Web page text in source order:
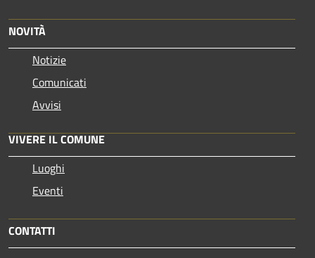
NOVITÀ
Notizie
Comunicati
Avvisi
VIVERE IL COMUNE
Luoghi
Eventi
CONTATTI